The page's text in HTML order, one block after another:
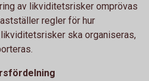
av likviditetsrisker omprövas
regler för hur
ska organiseras,